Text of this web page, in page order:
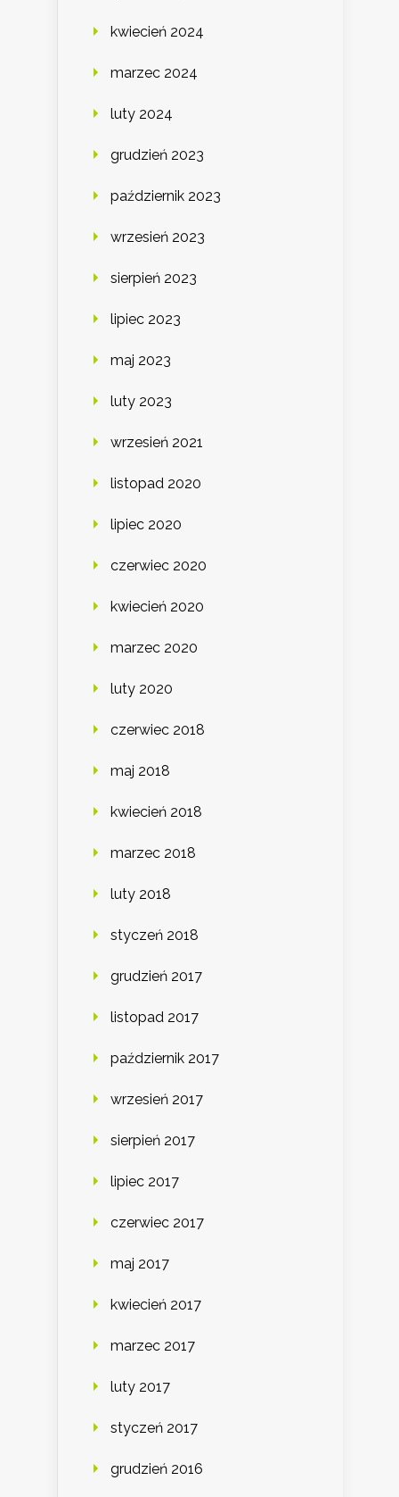
kwiecień 2024
marzec 2024
luty 2024
grudzień 2023
październik 2023
wrzesień 2023
sierpień 2023
lipiec 2023
maj 2023
luty 2023
wrzesień 2021
listopad 2020
lipiec 2020
czerwiec 2020
kwiecień 2020
marzec 2020
luty 2020
czerwiec 2018
maj 2018
kwiecień 2018
marzec 2018
luty 2018
styczeń 2018
grudzień 2017
listopad 2017
październik 2017
wrzesień 2017
sierpień 2017
lipiec 2017
czerwiec 2017
maj 2017
kwiecień 2017
marzec 2017
luty 2017
styczeń 2017
grudzień 2016